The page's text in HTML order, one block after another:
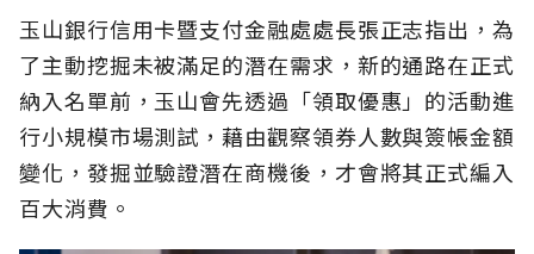
玉山銀行信用卡暨支付金融處處長張正志指出，為
了主動挖掘未被滿足的潛在需求，新的通路在正式
納入名單前，玉山會先透過「領取優惠」的活動進
行小規模市場測試，藉由觀察領券人數與簽帳金額
變化，發掘並驗證潛在商機後，才會將其正式編入
百大消費。